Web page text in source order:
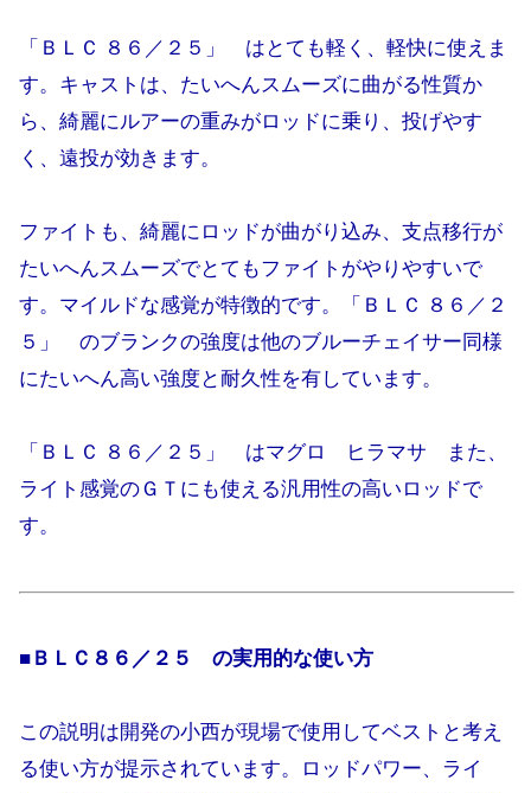
「ＢＬＣ ８６／２５」 はとても軽く、軽快に使えま
す。キャストは、たいへんスムーズに曲がる性質か
ら、綺麗にルアーの重みがロッドに乗り、投げやす
く、遠投が効きます。
ファイトも、綺麗にロッドが曲がり込み、支点移行が
たいへんスムーズでとてもファイトがやりやすいで
す。マイルドな感覚が特徴的です。「ＢＬＣ ８６／２
５」 のブランクの強度は他のブルーチェイサー同様
にたいへん高い強度と耐久性を有しています。
「ＢＬＣ ８６／２５」 はマグロ ヒラマサ また、
ライト感覚のＧＴにも使える汎用性の高いロッドで
す。
■ ＢＬＣ８６／２５ の実用的な使い方
この説明は開発の小西が現場で使用してベストと考え
る使い方が提示されています。ロッドパワー、ライ